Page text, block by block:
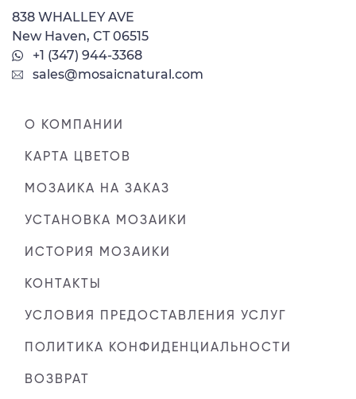
838 WHALLEY AVE
New Haven, CT 06515
+1 (347) 944-3368
sales@mosaicnatural.com
О КОМПАНИИ
КАРТА ЦВЕТОВ
МОЗАИКА НА ЗАКАЗ
УСТАНОВКА МОЗАИКИ
ИСТОРИЯ МОЗАИКИ
КОНТАКТЫ
УСЛОВИЯ ПРЕДОСТАВЛЕНИЯ УСЛУГ
ПОЛИТИКА КОНФИДЕНЦИАЛЬНОСТИ
ВОЗВРАТ